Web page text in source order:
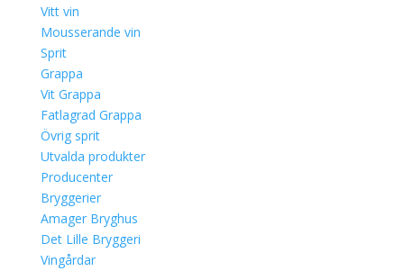
Vitt vin
Mousserande vin
Sprit
Grappa
Vit Grappa
Fatlagrad Grappa
Övrig sprit
Utvalda produkter
Producenter
Bryggerier
Amager Bryghus
Det Lille Bryggeri
Vingårdar